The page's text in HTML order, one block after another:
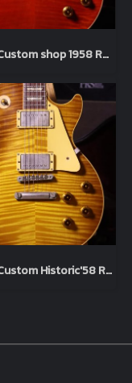
Gibson Custom shop 1958 R8 Lespaul Reissue Sweet Cherry 1998 (4.0kg)
Gibson Custom Historic'58 R8 Lemon Flame Top AAA 1998 (4.1kg)